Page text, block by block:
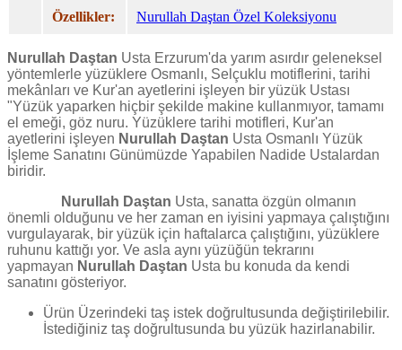
Özellikler: Nurullah Daştan Özel Koleksiyonu
Nurullah Daştan Usta Erzurum'da yarım asırdır geleneksel
yöntemlerle yüzüklere Osmanlı, Selçuklu motiflerini, tarihi
mekânları ve Kur'an ayetlerini işleyen bir yüzük Ustası
"Yüzük yaparken hiçbir şekilde makine kullanmıyor, tamamı
el emeği, göz nuru. Yüzüklere tarihi motifleri, Kur'an
ayetlerini işleyen Nurullah Daştan Usta Osmanlı Yüzük
İşleme Sanatını Günümüzde Yapabilen Nadide Ustalardan
biridir.
Nurullah Daştan Usta, sanatta özgün olmanın
önemli olduğunu ve her zaman en iyisini yapmaya çalıştığını
vurgulayarak, bir yüzük için haftalarca çalıştığını, yüzüklere
ruhunu kattığı yor. Ve asla aynı yüzüğün tekrarını
yapmayan Nurullah Daştan Usta bu konuda da kendi
sanatını gösteriyor.
Ürün Üzerindeki taş istek doğrultusunda değiştirilebilir.
İstediğiniz taş doğrultusunda bu yüzük hazirlanabilir.